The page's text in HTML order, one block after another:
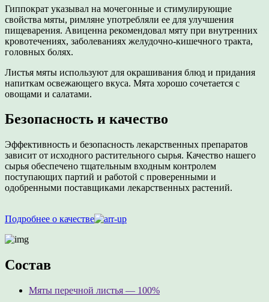
Гиппократ указывал на мочегонные и стимулирующие
свойства мяты, римляне употребляли ее для улучшения
пищеварения. Авиценна рекомендовал мяту при внутренних
кровотечениях, заболеваниях желудочно-кишечного тракта,
головных болях.
Листья мяты используют для окрашивания блюд и придания
напиткам освежающего вкуса. Мята хорошо сочетается с
овощами и салатами.
Безопасность и качество
Эффективность и безопасность лекарственных препаратов
зависит от исходного растительного сырья. Качество нашего
сырья обеспечено тщательным входным контролем
поступающих партий и работой с проверенными и
одобренными поставщиками лекарственных растений.
Подробнее о качестве
Состав
Мяты перечной листья — 100%